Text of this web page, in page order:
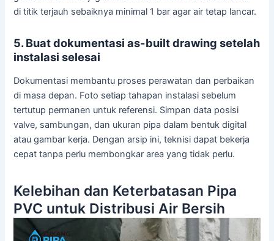
di titik terjauh sebaiknya minimal 1 bar agar air tetap lancar.
5. Buat dokumentasi as-built drawing setelah
instalasi selesai
Dokumentasi membantu proses perawatan dan perbaikan
di masa depan. Foto setiap tahapan instalasi sebelum
tertutup permanen untuk referensi. Simpan data posisi
valve, sambungan, dan ukuran pipa dalam bentuk digital
atau gambar kerja. Dengan arsip ini, teknisi dapat bekerja
cepat tanpa perlu membongkar area yang tidak perlu.
Kelebihan dan Keterbatasan Pipa
PVC untuk Distribusi Air Bersih